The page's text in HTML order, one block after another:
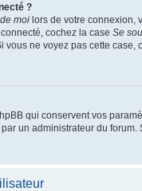
?
moi lors de votre connexion,
cochez la case Se
ne voyez pas cette
qui conservent vos
un administrateur du